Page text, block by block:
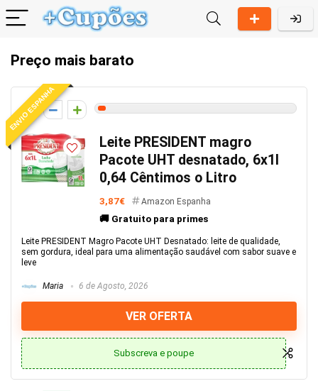
Preço mais barato
ENVIO ESPANHA
2
Leite PRESIDENT magro
Pacote UHT desnatado, 6x1l
0,64 Cêntimos o Litro
3,87€ Amazon Espanha
🚚 Gratuito para primes
Leite PRESIDENT Magro Pacote UHT Desnatado: leite de qualidade,
sem gordura, ideal para uma alimentação saudável com sabor suave e
leve
Maria 6 de Agosto, 2026
VER OFERTA
Subscreva e poupe